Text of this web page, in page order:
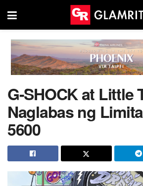
G-SHOCK at Little
Naglabas ng
5600